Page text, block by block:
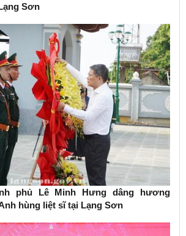
Sơn
phủ Lê Minh Hưng dâng hương
hùng liệt sĩ tại Lạng Sơn